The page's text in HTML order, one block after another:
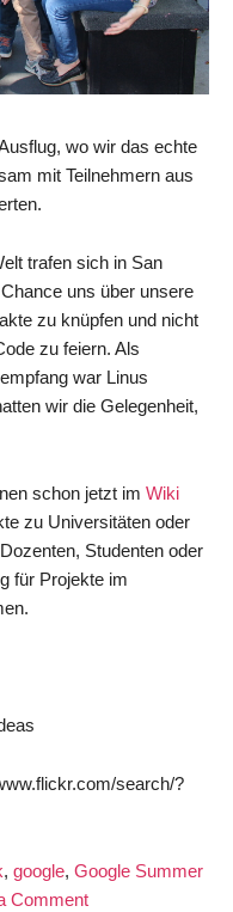
wo wir das echte
mit Teilnehmern aus
trafen sich in San
uns über unsere
zu knüpfen und nicht
zu feiern. Als
war Linus
wir die Gelegenheit,
schon jetzt im Wiki
zu Universitäten oder
Studenten oder
für Projekte im
search/?
, google, Google Summer
Commenton